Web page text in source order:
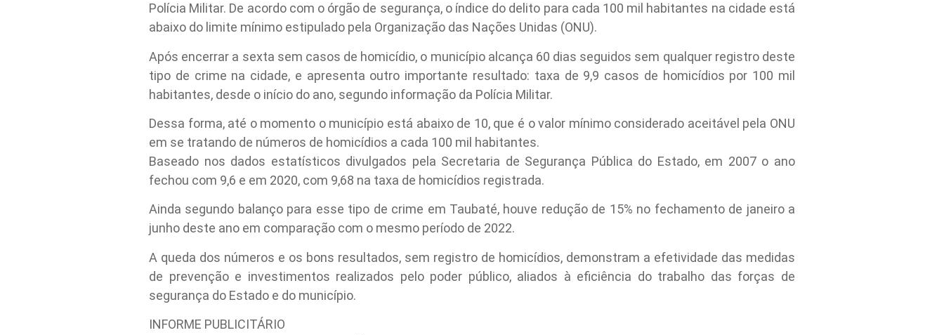
Polícia Militar. De acordo com o órgão de segurança, o índice do delito para cada 100 mil habitantes na cidade está
abaixo do limite mínimo estipulado pela Organização das Nações Unidas (ONU).
Após encerrar a sexta sem casos de homicídio, o município alcança 60 dias seguidos sem qualquer registro deste
tipo de crime na cidade, e apresenta outro importante resultado: taxa de 9,9 casos de homicídios por 100 mil
habitantes, desde o início do ano, segundo informação da Polícia Militar.
Dessa forma, até o momento o município está abaixo de 10, que é o valor mínimo considerado aceitável pela ONU
em se tratando de números de homicídios a cada 100 mil habitantes.
Baseado nos dados estatísticos divulgados pela Secretaria de Segurança Pública do Estado, em 2007 o ano
fechou com 9,6 e em 2020, com 9,68 na taxa de homicídios registrada.
Ainda segundo balanço para esse tipo de crime em Taubaté, houve redução de 15% no fechamento de janeiro a
junho deste ano em comparação com o mesmo período de 2022.
A queda dos números e os bons resultados, sem registro de homicídios, demonstram a efetividade das medidas
de prevenção e investimentos realizados pelo poder público, aliados à eficiência do trabalho das forças de
segurança do Estado e do município.
INFORME PUBLICITÁRIO